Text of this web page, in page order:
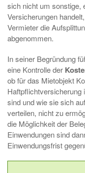
sich nicht um sonstige,
Versicherungen
Vermieter die
abgenommen.
In seiner Begründung
eine Kontrolle der
ob für das Mietobjekt
Haftpflichtversicherung
sind und wie sie sich
verteilen, nicht zu
die Möglichkeit der
Einwendungen sind
Einwendungsfrist